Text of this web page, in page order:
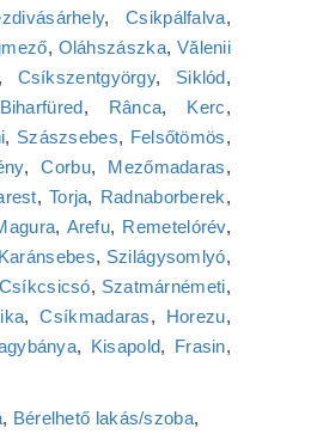
,Csikpálfalva,
, Oláhszászka, Vălenii
, Csíkszentgyörgy, Siklód,
Biharfüred, Rânca, Kerc,
, Szászsebes, Felsőtömös,
,Corbu, Mezőmadaras,
, Torja, Radnaborberek,
, Arefu, Remetelórév,
Karánsebes, Szilágysomlyó,
Csíkcsicsó, Szatmárnémeti,
,Csíkmadaras, Horezu,
, Kisapold, Frasin,
, Bérelhető lakás/szoba,